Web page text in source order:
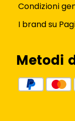
Condizioni
I brand su
Metodi